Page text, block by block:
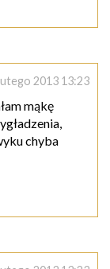
2013 13:23
mąkę
chyba